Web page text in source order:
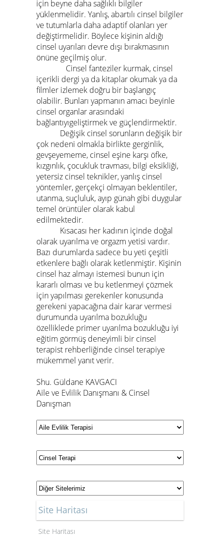
için beyne daha sağlıklı bilgiler
yüklenmelidir. Yanlış, abartılı cinsel bilgiler
ve tutumlarla daha adaptif olanları yer
değiştirmelidir. Böylece kişinin aldığı
cinsel uyarıları devre dışı bırakmasının
önüne geçilmiş olur.
Cinsel fanteziler kurmak, cinsel
içerikli dergi ya da kitaplar okumak ya da
filmler izlemek doğru bir başlangıç
olabilir. Bunları yapmanın amacı beyinle
cinsel organlar arasındaki
bağlantıyıgeliştirmek ve güçlendirmektir.
Değişik cinsel sorunların değişik bir
çok nedeni olmakla birlikte gerginlik,
gevşeyememe, cinsel eşine karşı öfke,
kızgınlık, çocukluk travması, bilgi eksikliği,
yetersiz cinsel teknikler, yanlış cinsel
yöntemler, gerçekçi olmayan beklentiler,
utanma, suçluluk, ayıp günah gibi duygular
temel örüntüler olarak kabul
edilmektedir.
Kısacası her kadının içinde doğal
olarak uyarılma ve orgazm yetisi vardır.
Bazı durumlarda sadece bu yeti çeşitli
etkenlere bağlı olarak ketlenmiştir. Kişinin
cinsel haz almayı istemesi bunun için
kararlı olması ve bu ketlenmeyi çözmek
için yapılması gerekenler konusunda
gerekeni yapacağına dair karar vermesi
durumunda uyarılma bozukluğu
özelliklede primer uyarılma bozukluğu iyi
eğitim görmüş deneyimli bir cinsel
terapist rehberliğinde cinsel terapiye
mükemmel yanıt verir.
Shu. Güldane KAVGACI
Aile ve Evlilik Danışmanı & Cinsel
Danışman
Site Haritası
Site Haritası